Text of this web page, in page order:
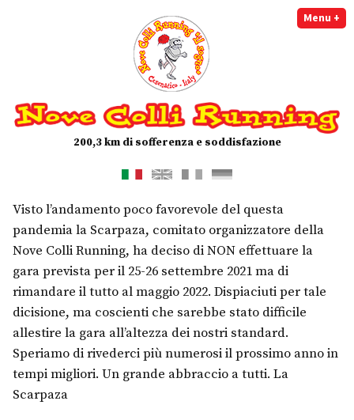
Nove Colli Running
200,3 km di sofferenza e soddisfazione
Menu +
Visto l’andamento poco favorevole del questa
pandemia la Scarpaza, comitato organizzatore della
Nove Colli Running, ha deciso di NON effettuare la
gara prevista per il 25-26 settembre 2021 ma di
rimandare il tutto al maggio 2022. Dispiaciuti per tale
dicisione, ma coscienti che sarebbe stato difficile
allestire la gara all’altezza dei nostri standard.
Speriamo di rivederci più numerosi il prossimo anno in
tempi migliori. Un grande abbraccio a tutti. La
Scarpaza